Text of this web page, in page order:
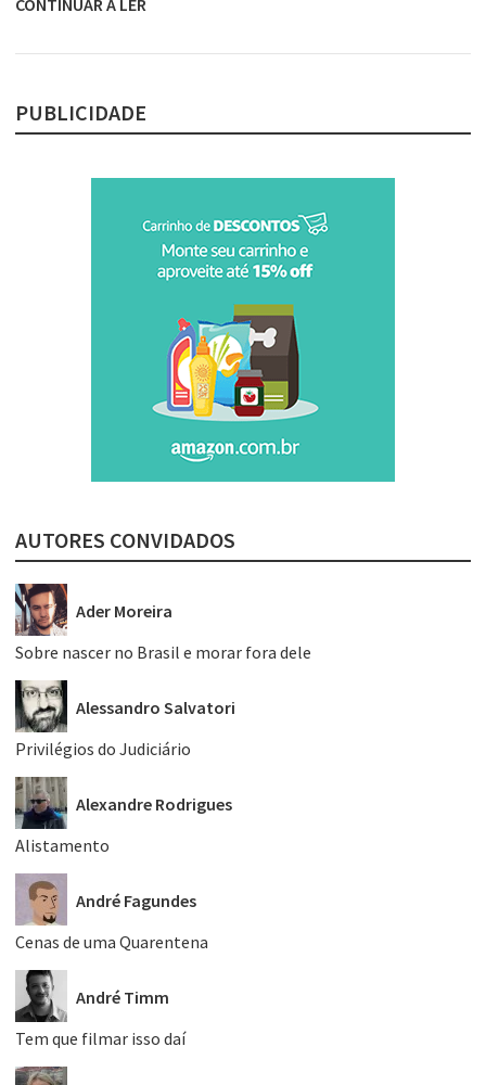
CONTINUAR A LER
PUBLICIDADE
AUTORES CONVIDADOS
Ader Moreira
Sobre nascer no Brasil e morar fora dele
Alessandro Salvatori
Privilégios do Judiciário
Alexandre Rodrigues
Alistamento
André Fagundes
Cenas de uma Quarentena
André Timm
Tem que filmar isso daí